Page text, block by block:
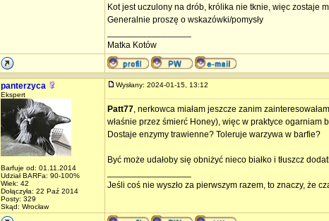
Kot jest uczulony na drób, królika nie tknie, więc zostaje
Generalnie proszę o wskazówki/pomysły
Matka Kotów
panterzyca
Ekspert
Barfuje od: 01.11.2014
Udział BARFa: 90-100%
Wiek: 42
Dołączyła: 22 Paź 2014
Posty: 329
Skąd: Wrocław
Wysłany: 2024-01-15, 13:12
Patt77, nerkowca miałam jeszcze zanim
właśnie przez śmierć Honey), więc w praktyce
Dostaje enzymy trawienne? Toleruje warzywa w barfie?
Być może udałoby się obniżyć nieco białko i tłuszcz
Jeśli coś nie wyszło za pierwszym razem, to znaczy, że